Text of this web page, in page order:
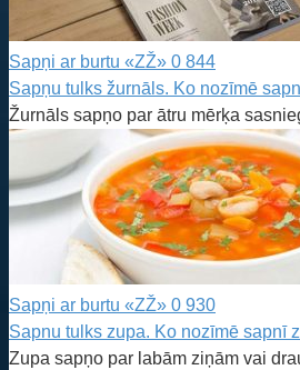
Sapņi ar burtu «ZŽ» 0 844
Sapņu tulks žurnāls. Ko nozīmē
Žurnāls sapņo par ātru mērķa
Sapņi ar burtu «ZŽ» 0 930
Sapnu tulks zupa. Ko nozīmē sapnī
Zupa sapņo par labām ziņām vai